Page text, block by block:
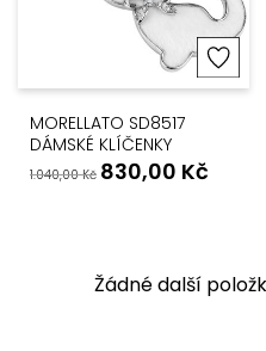
MORELLATO SD8517
DÁMSKÉ KLÍČENKY
1.040,00Kč 830,00 Kč
Žádné další